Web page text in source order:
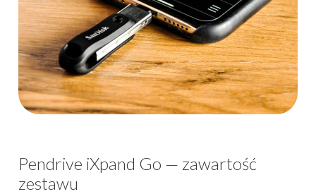
Pendrive iXpand Go — zawartość
zestawu